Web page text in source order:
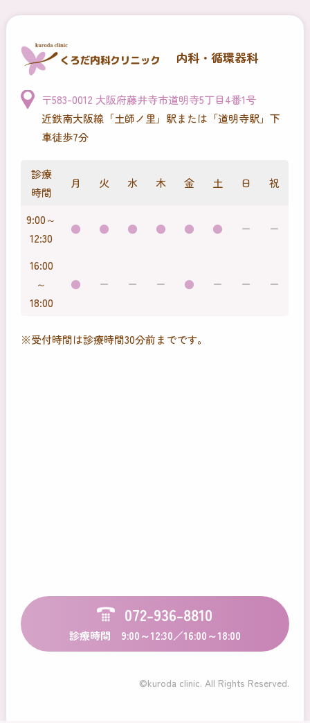
内科・循環器科
〒583-0012 大阪府藤井寺市道明寺5丁目4番1号
近鉄南大阪線「土師ノ里」駅または「道明寺駅」下
車徒歩7分
診療
時間
月 火 水 木 金 土 日 祝
9:00～
12:30
● ● ● ● ● ● ー ー
16:00
～
18:00
● ー ー ー ● ー ー ー
※受付時間は診療時間30分前までです。
072-936-8810
診療時間 9:00～12:30／16:00～18:00
©kuroda clinic. All Rights Reserved.